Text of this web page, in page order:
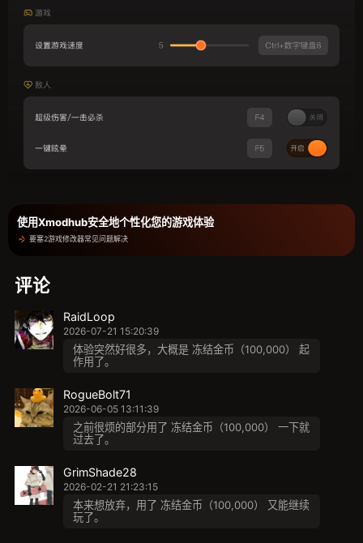
使用Xmodhub安全地个性化您的游戏体验
要塞2游戏修改器常见问题解决
评论
RaidLoop
2026-07-21 15:20:39
体验突然好很多，大概是 冻结金币（100,000） 起
作用了。
RogueBolt71
2026-06-05 13:11:39
之前很烦的部分用了 冻结金币（100,000） 一下就
过去了。
GrimShade28
2026-02-21 21:23:15
本来想放弃，用了 冻结金币（100,000） 又能继续
玩了。